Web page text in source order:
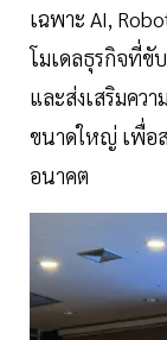
เฉพาะ AI,
โมเดลธุรกิจที่ขั
และส่งเสริมคว
ขนาดใหญ่ เพื่อ
อนาคต